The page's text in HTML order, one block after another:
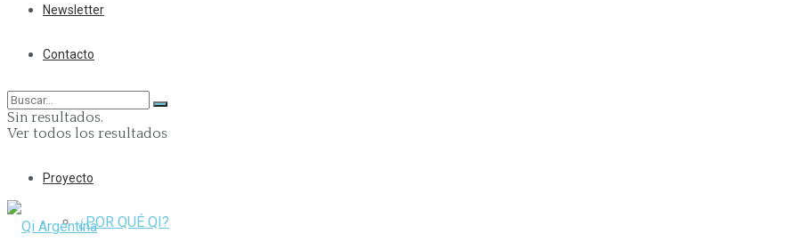
Newsletter
Contacto
Sin resultados.
Ver todos los resultados
Proyecto
¿POR QUÉ QI?